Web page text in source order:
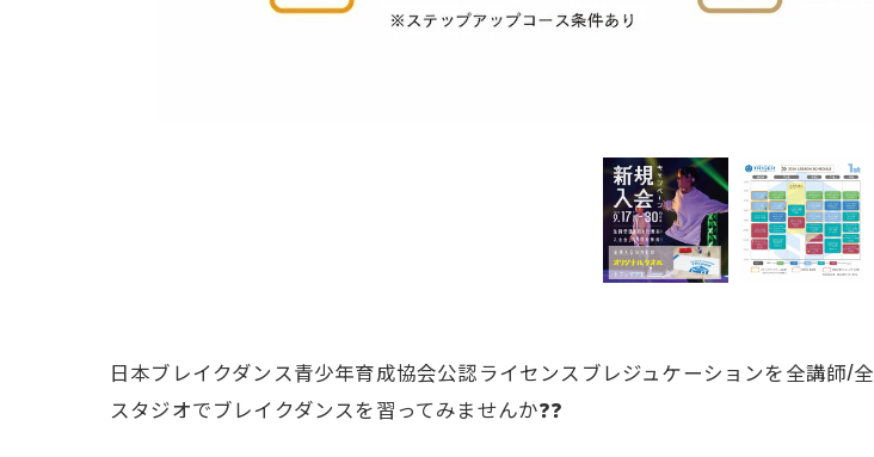
日本ブレイクダンス青少年育成協会公認ライセンスブレジュケーションを全講師/
スタジオでブレイクダンスを習ってみませんか❓❓